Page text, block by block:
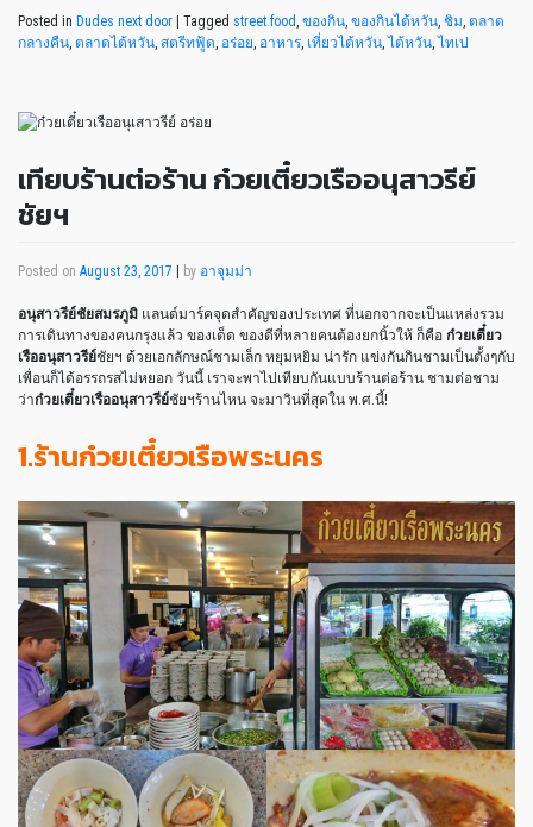
Posted in Dudes next door | Tagged street food ของกิน ของกินไต้หวัน ชิม ตลาด
กลางคืน ตลาดไต้หวัน สตรีทฟู้ด อร่อย อาหาร เที่ยวไต้หวัน ,ไต้หวัน ,ไทเป
เทียบร้านต่อร้าน ก๋วยเตี๋ยวเรืออนุสาวรีย์
ชัยฯ
Posted on August 23, 2017 | by อาจุมม่า
อนุสาวรีย์ชัยสมรภูมิ แลนด์มาร์คจุดสำคัญของประเทศ ที่นอกจากจะเป็นแหล่งรวม
การเดินทางของคนกรุงแล้ว ของเด็ด ของดีที่หลายคนต้องยกนิ้วให้ ก็คือ ก๋วยเตี๋ยว
เรืออนุสาวรีย์ชัยฯ ด้วยเอกลักษณ์ชามเล็ก หยุมหยิม น่ารัก แข่งกันกินชามเป็นตั้งๆกับ
เพื่อนก็ได้อรรถรสไม่หยอก วันนี้ เราจะพาไปเทียบกันแบบร้านต่อร้าน ชามต่อชาม
ว่าก๋วยเตี๋ยวเรืออนุสาวรีย์ชัยฯร้านไหน จะมาวินที่สุดใน พ.ศ.นี้!
1.ร้านก๋วยเตี๋ยวเรือพระนคร